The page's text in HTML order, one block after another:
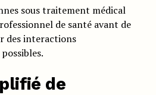
sous traitement médical
de santé avant de
des interactions
de